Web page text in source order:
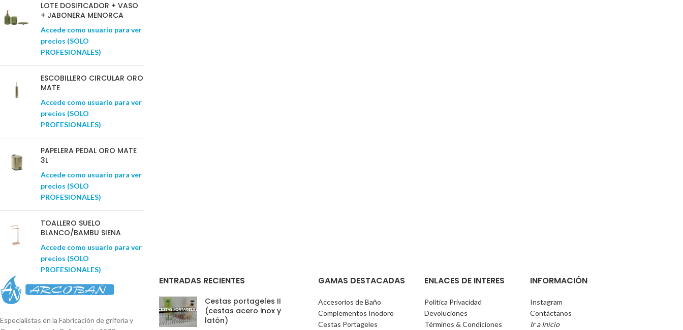
LOTE DOSIFICADOR + VASO
+ JABONERA MENORCA
Accede como usuario para ver
precios (SOLO
PROFESIONALES)
ESCOBILLERO CIRCULAR ORO
MATE
Accede como usuario para ver
precios (SOLO
PROFESIONALES)
PAPELERA PEDAL ORO MATE
3L
Accede como usuario para ver
precios (SOLO
PROFESIONALES)
TOALLERO SUELO
BLANCO/BAMBU SIENA
Accede como usuario para ver
precios (SOLO
PROFESIONALES)
Especialistas en la Fabricación de grifería y
ENTRADAS RECIENTES
Cestas portageles II
(cestas acero inox y
latón)
GAMAS DESTACADAS
Accesorios de Baño
Complementos Inodoro
Cestas Portageles
ENLACES DE INTERES
Política Privacidad
Devoluciones
Términos & Condiciones
INFORMACIÓN
Instagram
Contáctanos
Ir a Inicio